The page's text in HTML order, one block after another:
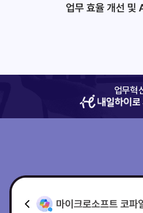
업무혁
로